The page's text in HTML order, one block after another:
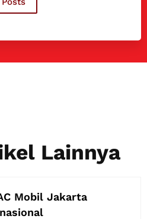
Lainnya
Mobil Jakarta